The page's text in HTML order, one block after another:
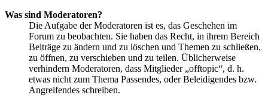
Was sind Moderatoren?
Die Aufgabe der Moderatoren ist es, das Geschehen im
Forum zu beobachten. Sie haben das Recht, in ihrem Bereich
Beiträge zu ändern und zu löschen und Themen zu schließen,
zu öffnen, zu verschieben und zu teilen. Üblicherweise
verhindern Moderatoren, dass Mitglieder „offtopic“, d. h.
etwas nicht zum Thema Passendes, oder Beleidigendes bzw.
Angreifendes schreiben.